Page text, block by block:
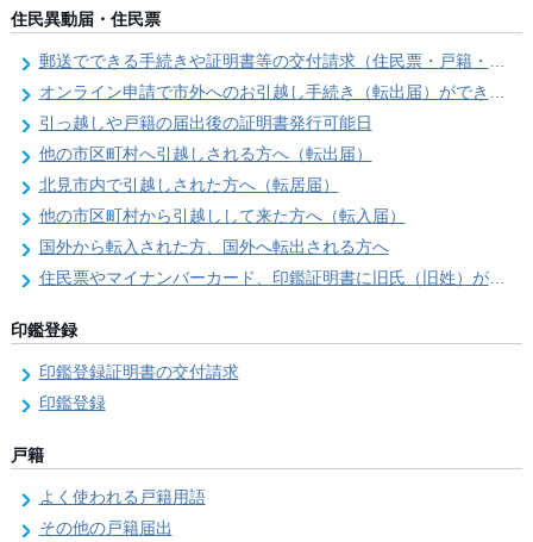
住民異動届・住民票
郵送でできる手続きや証明書等の交付請求（住民票・戸籍・国民年金関係）
オンライン申請で市外へのお引越し手続き（転出届）ができます
引っ越しや戸籍の届出後の証明書発行可能日
他の市区町村へ引越しされる方へ（転出届）
北見市内で引越しされた方へ（転居届）
他の市区町村から引越しして来た方へ（転入届）
国外から転入された方、国外へ転出される方へ
住民票やマイナンバーカード、印鑑証明書に旧氏（旧姓）が併記できるようになりました！
印鑑登録
印鑑登録証明書の交付請求
印鑑登録
戸籍
よく使われる戸籍用語
その他の戸籍届出